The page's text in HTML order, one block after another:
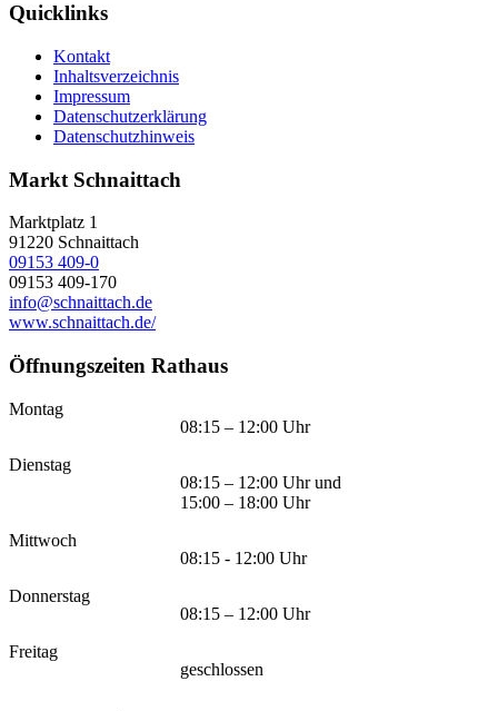
Quicklinks
Kontakt
Inhaltsverzeichnis
Impressum
Datenschutzerklärung
Datenschutzhinweis
Markt Schnaittach
Marktplatz 1
91220 Schnaittach
09153 409-0
09153 409-170
info@schnaittach.de
www.schnaittach.de/
Öffnungszeiten Rathaus
Montag
08:15 – 12:00 Uhr
Dienstag
08:15 – 12:00 Uhr und
15:00 – 18:00 Uhr
Mittwoch
08:15 - 12:00 Uhr
Donnerstag
08:15 – 12:00 Uhr
Freitag
geschlossen